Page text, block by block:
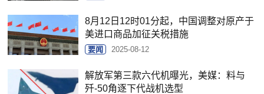
8月12日12时01分起，中国调整对原产于
美进口商品加征关税措施
要闻 2025-08-12
解放军第三款六代机曝光，美媒：料与
歼-50角逐下代战机选型